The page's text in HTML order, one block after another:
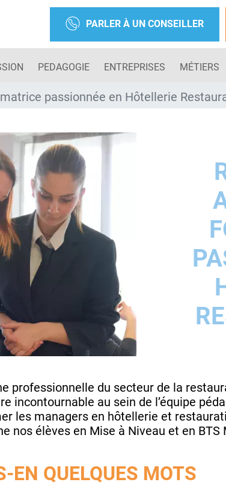
PARLER À UN CONSEILLER
PEDAGOGIE ENTREPRISES MÉTIERS
passionnée en Hôtellerie
professionnelle du secteur de la
incontournable au sein de l’équipe
les managers en hôtellerie et
nos élèves en Mise à Niveau et en
EN QUELQUES MOTS